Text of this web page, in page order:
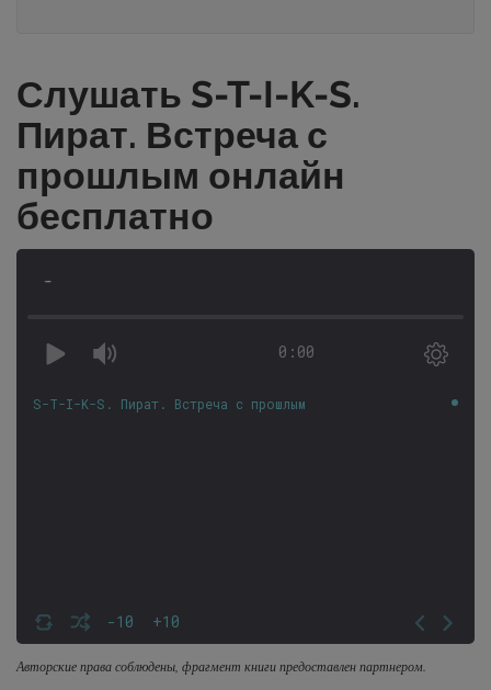
Слушать S-T-I-K-S.
Пират. Встреча с
прошлым онлайн
бесплатно
-
0:00
-10 +10
S-T-I-K-S. Пират. Встреча с прошлым
Авторские права соблюдены, фрагмент книги предоставлен партнером.